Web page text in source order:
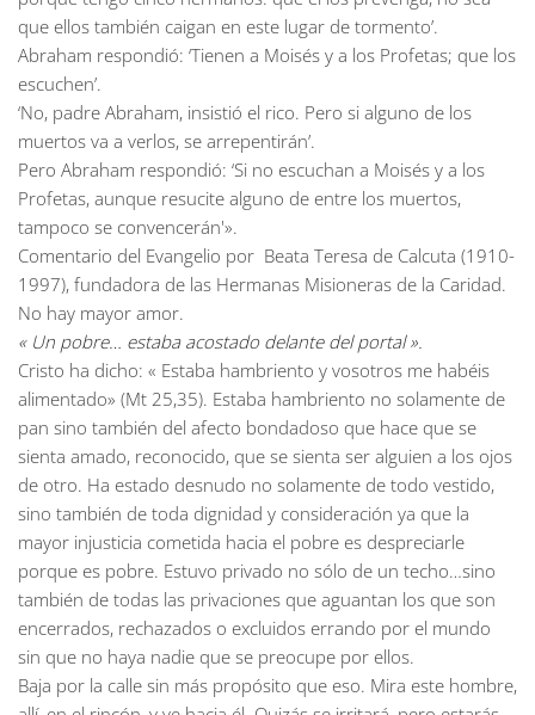
que ellos también caigan en este lugar de tormento’.
Abraham respondió: ‘Tienen a Moisés y a los Profetas; que los
escuchen’.
‘No, padre Abraham, insistió el rico. Pero si alguno de los
muertos va a verlos, se arrepentirán’.
Pero Abraham respondió: ‘Si no escuchan a Moisés y a los
Profetas, aunque resucite alguno de entre los muertos,
tampoco se convencerán'».
Comentario del Evangelio por Beata Teresa de Calcuta (1910-
1997), fundadora de las Hermanas Misioneras de la Caridad.
No hay mayor amor.
« Un pobre… estaba acostado delante del portal ».
Cristo ha dicho: « Estaba hambriento y vosotros me habéis
alimentado» (Mt 25,35). Estaba hambriento no solamente de
pan sino también del afecto bondadoso que hace que se
sienta amado, reconocido, que se sienta ser alguien a los ojos
de otro. Ha estado desnudo no solamente de todo vestido,
sino también de toda dignidad y consideración ya que la
mayor injusticia cometida hacia el pobre es despreciarle
porque es pobre. Estuvo privado no sólo de un techo…sino
también de todas las privaciones que aguantan los que son
encerrados, rechazados o excluidos errando por el mundo
sin que no haya nadie que se preocupe por ellos.
Baja por la calle sin más propósito que eso. Mira este hombre,